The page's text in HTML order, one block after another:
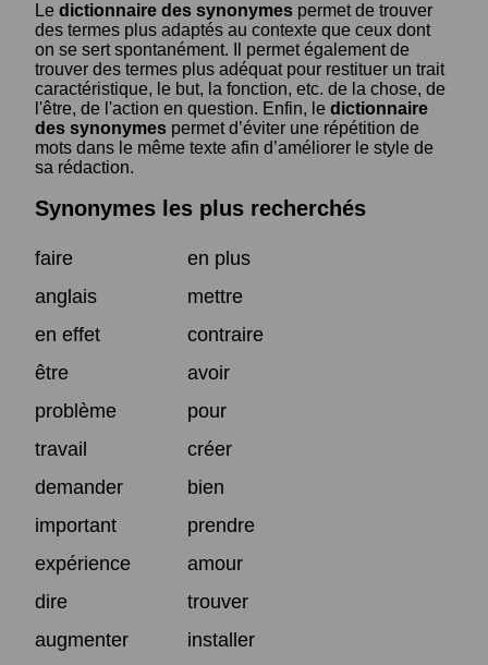
Le dictionnaire des synonymes permet de trouver
des termes plus adaptés au contexte que ceux dont
on se sert spontanément. Il permet également de
trouver des termes plus adéquat pour restituer un trait
caractéristique, le but, la fonction, etc. de la chose, de
l'être, de l'action en question. Enfin, le dictionnaire
des synonymes permet d’éviter une répétition de
mots dans le même texte afin d’améliorer le style de
sa rédaction.
Synonymes les plus recherchés
faire
en plus
anglais
mettre
en effet
contraire
être
avoir
problème
pour
travail
créer
demander
bien
important
prendre
expérience
amour
dire
trouver
augmenter
installer